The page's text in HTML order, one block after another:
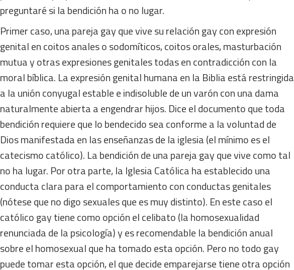
preguntaré si la bendición ha o no lugar.
Primer caso, una pareja gay que vive su relación gay con expresión
genital en coitos anales o sodomíticos, coitos orales, masturbación
mutua y otras expresiones genitales todas en contradicción con la
moral bíblica. La expresión genital humana en la Biblia está restringida
a la unión conyugal estable e indisoluble de un varón con una dama
naturalmente abierta a engendrar hijos. Dice el documento que toda
bendición requiere que lo bendecido sea conforme a la voluntad de
Dios manifestada en las enseñanzas de la iglesia (el mínimo es el
catecismo católico). La bendición de una pareja gay que vive como tal
no ha lugar. Por otra parte, la Iglesia Católica ha establecido una
conducta clara para el comportamiento con conductas genitales
(nótese que no digo sexuales que es muy distinto). En este caso el
católico gay tiene como opción el celibato (la homosexualidad
renunciada de la psicología) y es recomendable la bendición anual
sobre el homosexual que ha tomado esta opción. Pero no todo gay
puede tomar esta opción, el que decide emparejarse tiene otra opción